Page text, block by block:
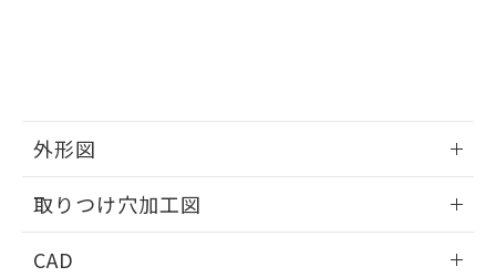
外形図
取りつけ穴加工図
CAD
用者の範囲」に記載されている法人を
※本証明書は発行日時点で非含有を証明す
るもので、過去に遡って非含有を証明する
ものではありません。
物質の対応では、対応完了までの期間は出
荷製品に未対応品が混在することから備考